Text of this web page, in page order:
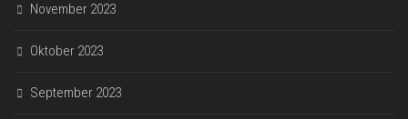
November 2023
Oktober 2023
September 2023